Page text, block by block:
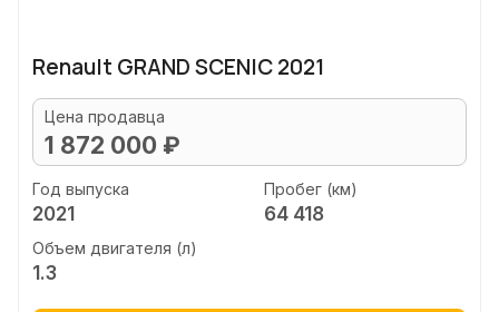
Renault GRAND SCENIC 2021
Цена продавца
1 872 000 ₽
Год выпуска
2021
Пробег (км)
64 418
Объем двигателя (л)
1.3